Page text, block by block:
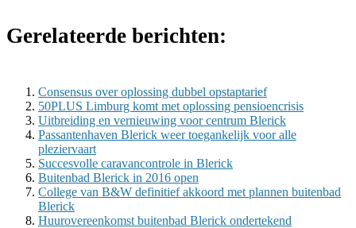
Gerelateerde berichten:
Consensus over oplossing dubbel opstaptarief
50PLUS Limburg komt met oplossing pensioencrisis
Uitbreiding en vernieuwing voor centrum Blerick
Passantenhaven Blerick weer toegankelijk voor alle
pleziervaart
Succesvolle caravancontrole in Blerick
Buitenbad Blerick in 2016 open
College van B&W definitief akkoord met plannen buitenbad
Blerick
Huurovereenkomst buitenbad Blerick ondertekend